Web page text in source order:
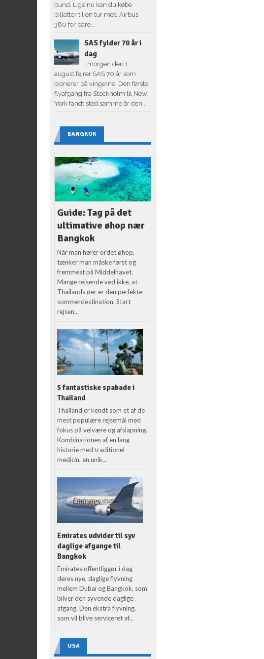
bund. Lige nu kan du købe
billetter til en tur med Airbus
380 for bare...
SAS fylder 70 år i
dag
I morgen den 1.
august fejrer SAS 70 år som
pionerer på vingerne. Den første
flyafgang fra Stockholm til New
York fandt sted samme år den...
BANGKOK
Guide: Tag på det
ultimative øhop nær
Bangkok
Når man hører ordet øhop,
tænker man måske først og
fremmest på Middelhavet.
Mange rejsende ved ikke, at
Thailands øer er den perfekte
sommerdestination. Start
rejsen...
5 fantastiske spabade i
Thailand
Thailand er kendt som et af de
mest populære rejsemål med
fokus på velvære og afslapning.
Kombinationen af en lang
historie med traditionel
medicin, en unik...
Emirates udvider til syv
daglige afgange til
Bangkok
Emirates offentliggør i dag
deres nye, daglige flyvning
mellem Dubai og Bangkok, som
bliver den syvende daglige
afgang. Den ekstra flyvning,
som vil blive serviceret af...
USA